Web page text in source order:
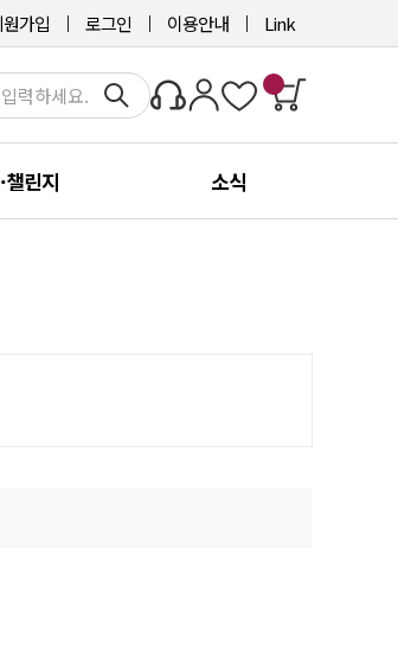
가입 로그인 이용안내 Link
챌린지 소식